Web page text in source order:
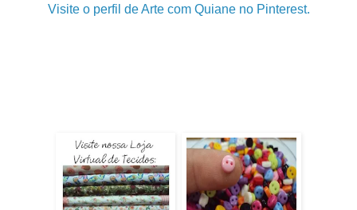
Visite o perfil de Arte com Quiane no Pinterest.